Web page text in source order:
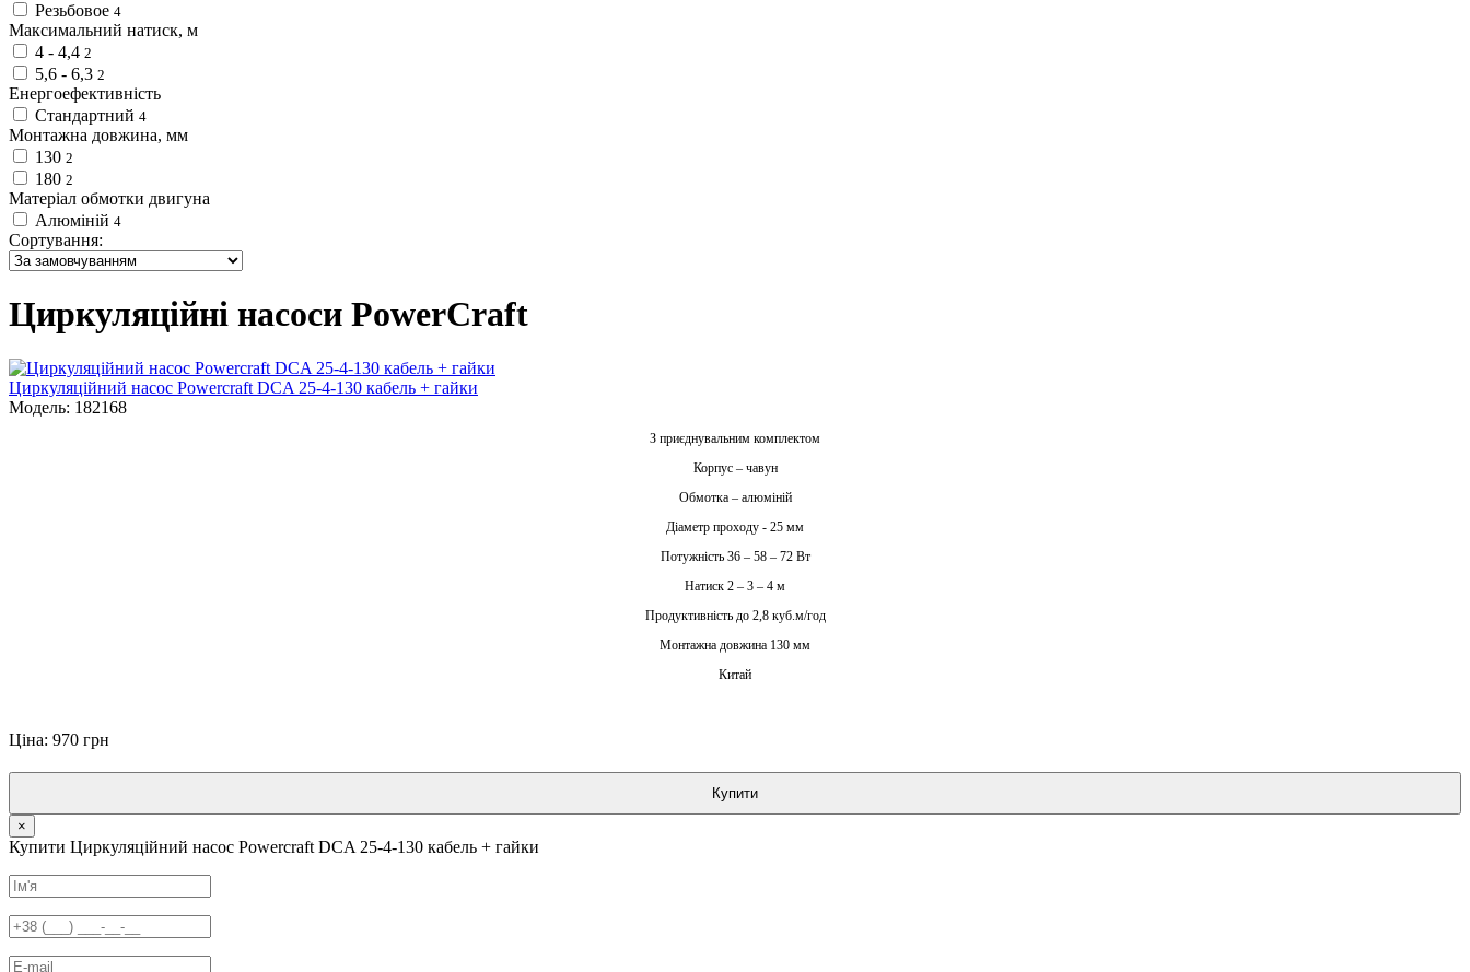
Резьбовое 4
Максимальний натиск, м
4 - 4,4 2
5,6 - 6,3 2
Енергоефективність
Стандартний 4
Монтажна довжина, мм
130 2
180 2
Матеріал обмотки двигуна
Алюміній 4
Сортування:
Циркуляційні насоси PowerCraft
Циркуляційний насос Powercraft DCA 25-4-130 кабель + гайки
Модель: 182168
З приєднувальним комплектом
Корпус – чавун
Обмотка – алюміній
Діаметр проходу - 25 мм
Потужність 36 – 58 – 72 Вт
Натиск 2 – 3 – 4 м
Продуктивність до 2,8 куб.м/год
Монтажна довжина 130 мм
Китай
Ціна: 970 грн
Купити
×
Купити Циркуляційний насос Powercraft DCA 25-4-130 кабель + гайки